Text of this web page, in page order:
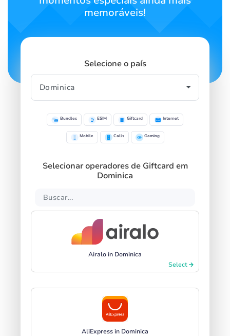
memoráveis!
Selecione o país
Bundles ESIM Giftcard Internet
Mobile Calls Gaming
Selecionar operadores de Giftcard em
Dominica
Airalo in Dominica
Select
AliExpress in Dominica